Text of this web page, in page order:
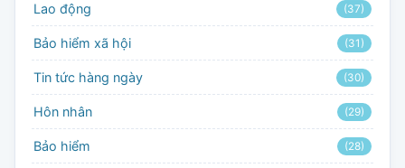
Lao động (37)
Bảo hiểm xã hội (31)
Tin tức hàng ngày (30)
Hôn nhân (29)
Bảo hiểm (28)